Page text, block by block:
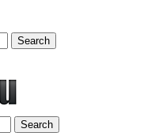
Search
Search